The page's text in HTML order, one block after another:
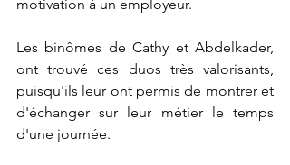
motivation à un employeur.
Les binômes de Cathy et Abdelkader,
ont trouvé ces duos très valorisants,
puisqu'ils leur ont permis de montrer et
d'échanger sur leur métier le temps
d'une journée.